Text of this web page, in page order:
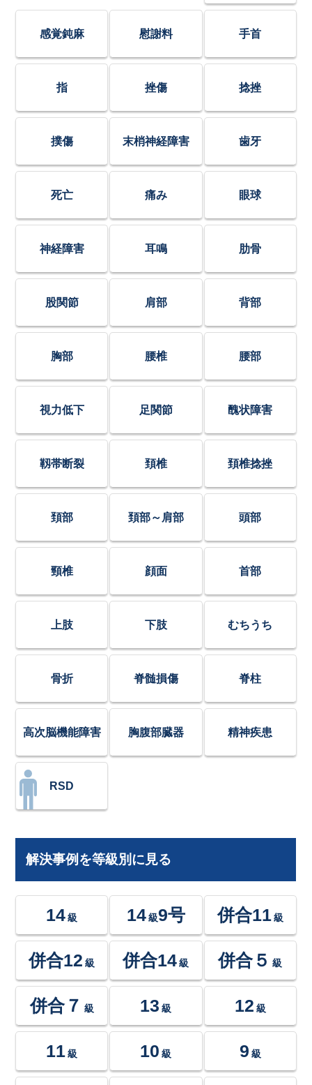
感覚鈍麻 慰謝料 手首
指 挫傷 捻挫
撲傷 末梢神経障害 歯牙
死亡 痛み 眼球
神経障害 耳鳴 肋骨
股関節 肩部 背部
胸部 腰椎 腰部
視力低下 足関節 醜状障害
靱帯断裂 頚椎 頚椎捻挫
頚部 頚部～肩部 頭部
頸椎 顔面 首部
上肢 下肢 むちうち
骨折 脊髄損傷 脊柱
高次脳機能障害 胸腹部臓器 精神疾患
RSD
解決事例を等級別に見る
14 級 14級9号 併合11 級
併合12 級 併合14 級 併合５ 級
併合７ 級 13 級 12 級
11 級 10 級 9 級